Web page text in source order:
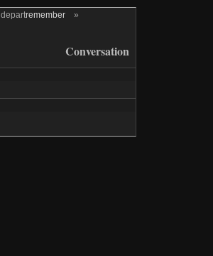
departremember »
Conversation